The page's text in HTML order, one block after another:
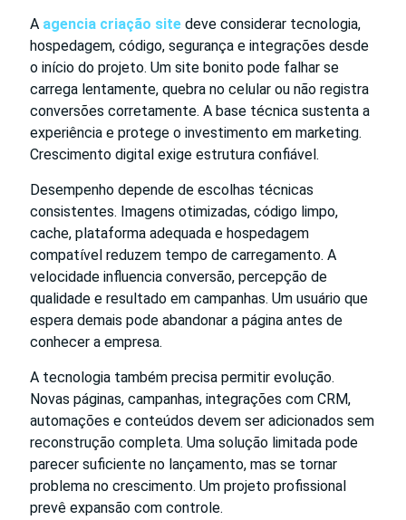
A agencia criação site deve considerar tecnologia,
hospedagem, código, segurança e integrações desde
o início do projeto. Um site bonito pode falhar se
carrega lentamente, quebra no celular ou não registra
conversões corretamente. A base técnica sustenta a
experiência e protege o investimento em marketing.
Crescimento digital exige estrutura confiável.
Desempenho depende de escolhas técnicas
consistentes. Imagens otimizadas, código limpo,
cache, plataforma adequada e hospedagem
compatível reduzem tempo de carregamento. A
velocidade influencia conversão, percepção de
qualidade e resultado em campanhas. Um usuário que
espera demais pode abandonar a página antes de
conhecer a empresa.
A tecnologia também precisa permitir evolução.
Novas páginas, campanhas, integrações com CRM,
automações e conteúdos devem ser adicionados sem
reconstrução completa. Uma solução limitada pode
parecer suficiente no lançamento, mas se tornar
problema no crescimento. Um projeto profissional
prevê expansão com controle.